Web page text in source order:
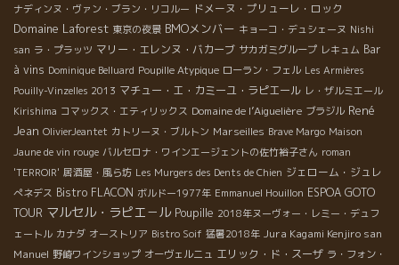
ナディンヌ・ヴァン・ブラン・リコルー ドメーヌ・プリューレ・ロック
Domaine Laforest 東京の夜景 BMOメンバー キョーコ・デュシェーヌ Nishi
san ラ・プラッツ マリー・エレンヌ・バカーブ サカガミグループ レキュム Bar
à vins Dominique Belluard Poupille Atypique ローラン・フェル Les Armières
Pouilly-Vinzelles 2013 マチュー・エ・カミーユ・ラピエール レ・ザルミエール
Kirishima コマックス・エティリックス Domaine de l’Aiguelière ブラジル René
Jean OlivierJeantet カトリーヌ・ブルトン Marseilles Brave Margo Maison
Jaune de vin rouge バルセロナ・ワインエージェントの佐竹裕子さん roman
'TERROIR' 居酒屋・風ら坊 Les Murgers des Dents de Chien ジェローム・ジュレ
ぺネデス Bistro FLACON ボルドー1977年 Emmanuel Houillon ESPOA GOTO
TOUR マルセル・ラピエ－ル Poupille 2018年ヌーヴォー・レミー・デュフ
ェートル カナダ オーストリア Bistro Soif 猛暑2018年 Jura Kagami Kenjiro san
Manuel 野崎ワインショップ オーヴェルニュ エリック・ド・スーザ ラ・フォン・